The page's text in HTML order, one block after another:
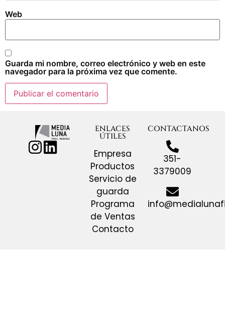
Web
Guarda mi nombre, correo electrónico y web en este
navegador para la próxima vez que comente.
ENLACES
ÚTILES
Empresa
Productos
Servicio de
guarda
Programa
de Ventas
Contacto
CONTACTANOS
351-
3379009